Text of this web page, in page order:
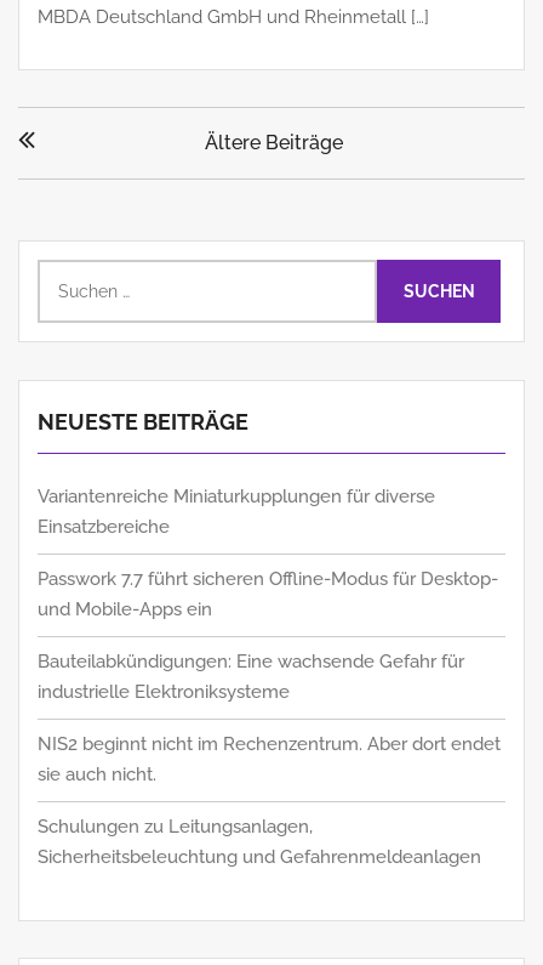
MBDA Deutschland GmbH und Rheinmetall […]
Beitragsnavigation
Ältere Beiträge
nach:
NEUESTE BEITRÄGE
Variantenreiche Miniaturkupplungen für diverse
Einsatzbereiche
Passwork 7.7 führt sicheren Offline-Modus für Desktop-
und Mobile-Apps ein
Bauteilabkündigungen: Eine wachsende Gefahr für
industrielle Elektroniksysteme
NIS2 beginnt nicht im Rechenzentrum. Aber dort endet
sie auch nicht.
Schulungen zu Leitungsanlagen,
Sicherheitsbeleuchtung und Gefahrenmeldeanlagen